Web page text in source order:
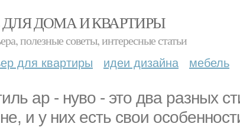
ДЛЯ ДОМА И КВАРТИРЫ
полезные советы, интересные статьи
для квартиры идеи дизайна мебель
ар - нуво - это два разных
и у них есть свои